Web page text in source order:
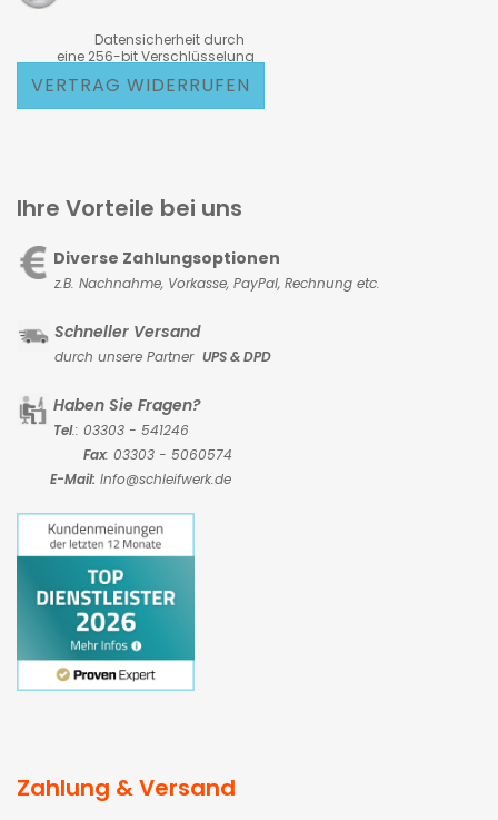
Datensicherheit durch
eine 256-bit Verschlüsselung
VERTRAG WIDERRUFEN
Ihre Vorteile bei uns
Diverse Zahlungsoptionen
z.B. Nachnahme, Vorkasse, PayPal, Rechnung etc.
Schneller Versand
durch unsere Partner UPS & DPD
Haben Sie Fragen?
Tel.: 03303 - 541246
Fax: 03303 - 5060574
E-Mail: Info@schleifwerk.de
Zahlung & Versand